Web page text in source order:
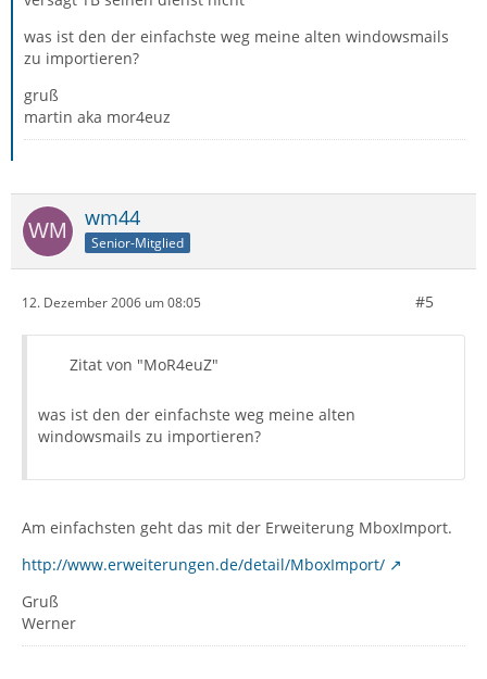
was ist den der einfachste weg meine alten windowsmails
zu importieren?
gruß
martin aka mor4euz
wm44
Senior-Mitglied
12. Dezember 2006 um 08:05 #5
Zitat von "MoR4euZ"
was ist den der einfachste weg meine alten
windowsmails zu importieren?
Am einfachsten geht das mit der Erweiterung MboxImport.
http://www.erweiterungen.de/detail/MboxImport/
Gruß
Werner